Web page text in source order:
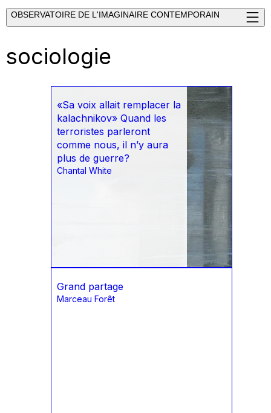
OBSERVATOIRE DE L'IMAGINAIRE CONTEMPORAIN
sociologie
«Sa voix allait remplacer la
kalachnikov» Quand les
terroristes parleront
comme nous, il n’y aura
plus de guerre?
Chantal White
Grand partage
Marceau Forêt